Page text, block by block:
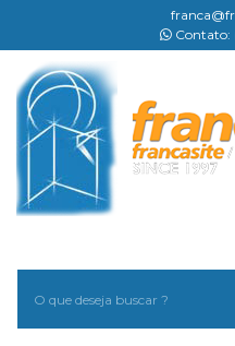
Contato: